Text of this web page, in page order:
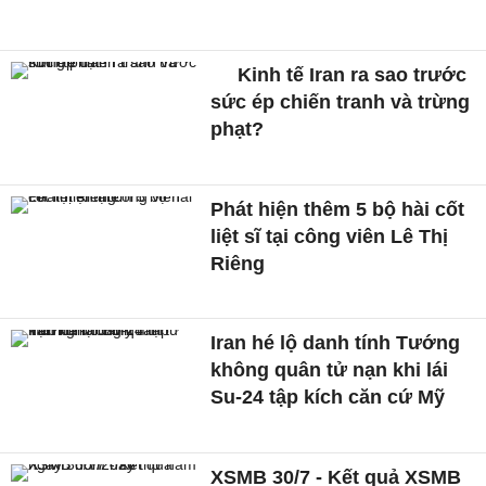
Kinh tế Iran ra sao trước
sức ép chiến tranh và trừng
phạt?
Phát hiện thêm 5 bộ hài cốt
liệt sĩ tại công viên Lê Thị
Riêng
Iran hé lộ danh tính Tướng
không quân tử nạn khi lái
Su-24 tập kích căn cứ Mỹ
XSMB 30/7 - Kết quả XSMB